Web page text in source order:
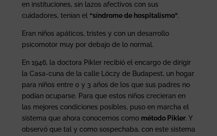
en instituciones, sin lazos afectivos con sus
cuidadores, tenían el “síndrome de hospitalismo”.
Eran niños apáticos, tristes y con un desarrollo
psicomotor muy por debajo de lo normal.
En 1946, la doctora Pikler recibió el encargo de dirigir
la Casa-cuna de la calle Lóczy de Budapest, un hogar
para niños entre 0 y 3 años de los que sus padres no
podían ocuparse. Para que estos niños crecieran en
las mejores condiciones posibles, puso en marcha el
sistema que ahora conocemos como método Pikler. Y
observó que tal y como sospechaba, con este sistema